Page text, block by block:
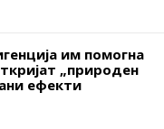
им помогна
„природен
ефекти